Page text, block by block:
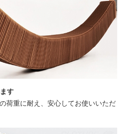
す
荷重に耐え、安心してお使いいただ